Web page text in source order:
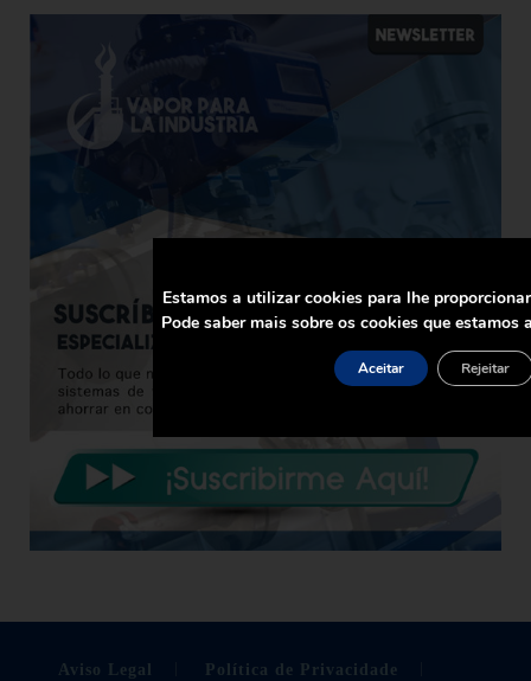
Aviso Legal Política de Privacidade
Estamos a utilizar cookies para lhe
Pode saber mais sobre os cookies que
Aceitar Rejeitar